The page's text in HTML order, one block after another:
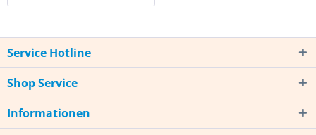
Service Hotline
Shop Service
Informationen